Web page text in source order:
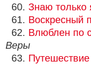
60. Знаю только
61. Воскресный
62. Влюблен по
Веры
63.